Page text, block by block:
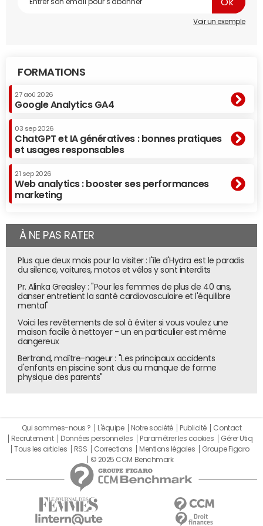
Voir un exemple
FORMATIONS
27 aoû 2026
Google Analytics GA4
03 sep 2026
ChatGPT et IA génératives : bonnes pratiques
et usages responsables
21 sep 2026
Web analytics : booster ses performances
marketing
À NE PAS RATER
Plus que deux mois pour la visiter : l'île d'Hydra est le paradis
du silence, voitures, motos et vélos y sont interdits
Pr. Alinka Greasley : "Pour les femmes de plus de 40 ans,
danser entretient la santé cardiovasculaire et l'équilibre
mental"
Voici les revêtements de sol à éviter si vous voulez une
maison facile à nettoyer - un en particulier est même
dangereux
Bertrand, maître-nageur : "Les principaux accidents
d'enfants en piscine sont dus au manque de forme
physique des parents"
Qui sommes-nous ? L'équipe Notre société Publicité
Contact
Recrutement
Données personnelles Paramétrer les cookies
Gérer Utiq
Tous les articles
RSS Corrections Mentions légales
Groupe Figaro
© 2025 CCM Benchmark